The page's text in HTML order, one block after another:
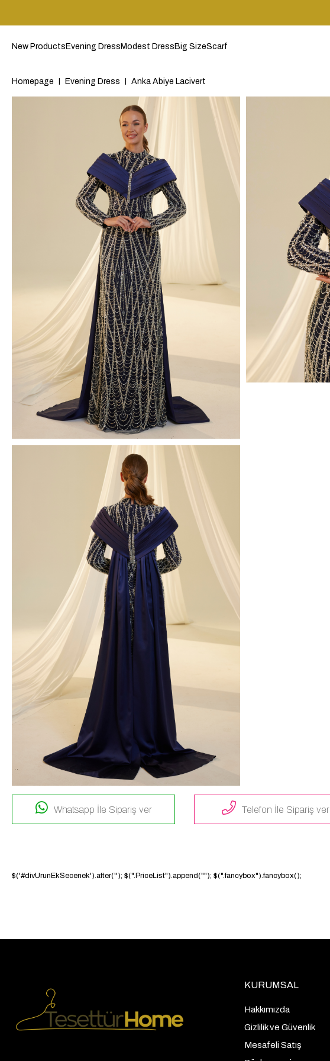
New ProductsEvening DressModest DressBig SizeScarf
Homepage Evening Dress Anka Abiye Lacivert
Whatsapp İle Sipariş ver Telefon İle Sipariş ver
$('#divUrunEkSecenek').after(''); $(".PriceList").append(""); $(".fancybox").fancybox();
KURUMSAL
Hakkımızda
Gizlilik ve Güvenlik
Mesafeli Satış